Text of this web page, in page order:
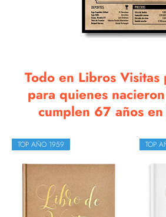
Todo en Libros
para quienes
cumplen 67 años
TOP AÑO 1959 TOP